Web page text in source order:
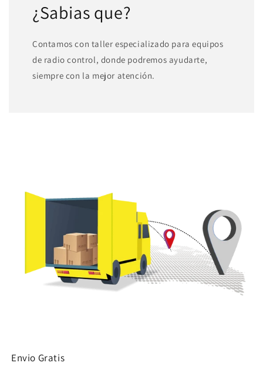
¿Sabias que?
Contamos con taller especializado para equipos
de radio control, donde podremos ayudarte,
siempre con la mejor atención.
Envio Gratis